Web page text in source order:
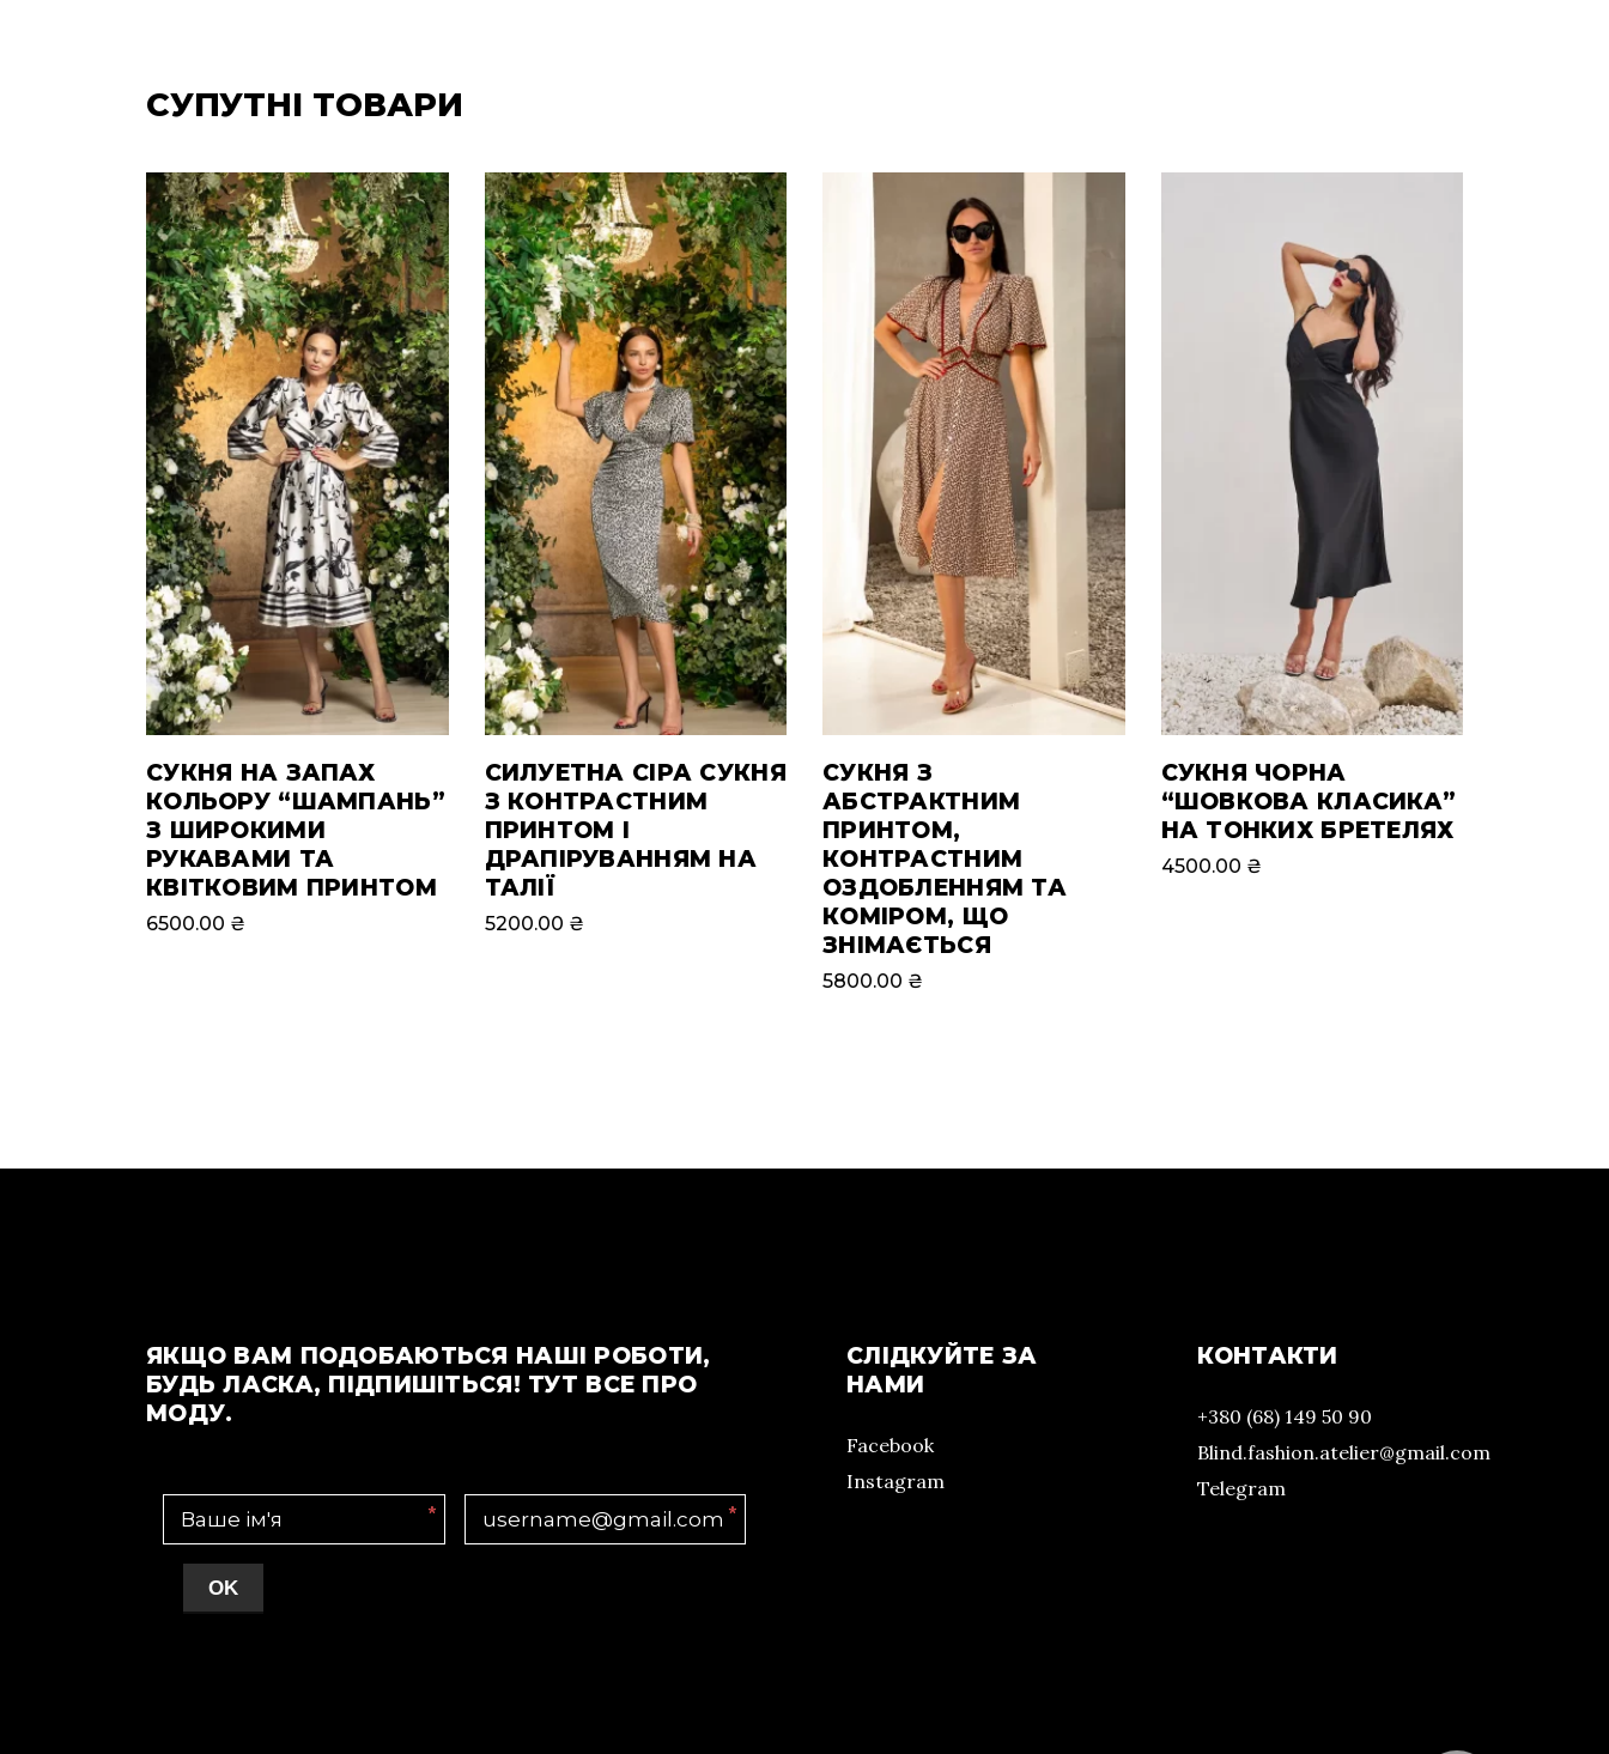
СУПУТНІ ТОВАРИ
СУКНЯ НА ЗАПАХ
КОЛЬОРУ “ШАМПАНЬ”
З ШИРОКИМИ
РУКАВАМИ ТА
КВІТКОВИМ ПРИНТОМ
6500.00 ₴
СИЛУЕТНА СІРА СУКНЯ
З КОНТРАСТНИМ
ПРИНТОМ І
ДРАПІРУВАННЯМ НА
ТАЛІЇ
5200.00 ₴
СУКНЯ З
АБСТРАКТНИМ
ПРИНТОМ,
КОНТРАСТНИМ
ОЗДОБЛЕННЯМ ТА
КОМІРОМ, ЩО
ЗНІМАЄТЬСЯ
5800.00 ₴
СУКНЯ ЧОРНА
“ШОВКОВА КЛАСИКА”
НА ТОНКИХ БРЕТЕЛЯХ
4500.00 ₴
ЯКЩО ВАМ ПОДОБАЮТЬСЯ НАШІ РОБОТИ,
БУДЬ ЛАСКА, ПІДПИШІТЬСЯ! ТУТ ВСЕ ПРО
МОДУ.
* *
OK
СЛІДКУЙТЕ ЗА
НАМИ
Facebook
Instagram
КОНТАКТИ
+380 (68) 149 50 90
Blind.fashion.atelier@gmail.com
Telegram